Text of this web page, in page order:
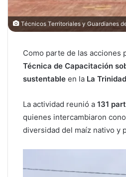
Técnicos Territoriales y Guardianes
Como parte de las acciones
Técnica de Capacitación
sustentable en la La Trinidad
La actividad reunió a 131
quienes intercambiaron
diversidad del maíz nativo y